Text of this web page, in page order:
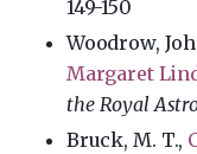
149-150
Woodrow,
Margaret
the Royal
Bruck, M. T.,